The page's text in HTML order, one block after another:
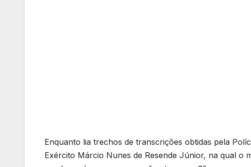
Enquanto lia trechos de transcrições obtidas pela
Exército Márcio Nunes de Resende Júnior, na qual o